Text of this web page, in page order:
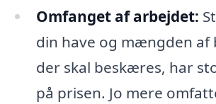
Omfanget af arbejdet:
din have og mængden af
der skal beskæres, har
på prisen. Jo mere